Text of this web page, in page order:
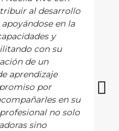
al desarrollo
en la
y
con su
de un
aprendizaje
por
en su
no solo
sino